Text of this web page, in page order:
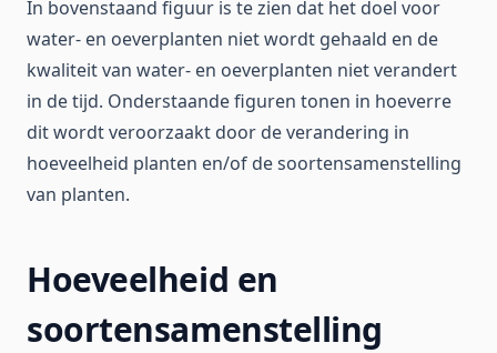
In bovenstaand figuur is te zien dat het doel voor
water- en oeverplanten niet wordt gehaald en de
kwaliteit van water- en oeverplanten niet verandert
in de tijd. Onderstaande figuren tonen in hoeverre
dit wordt veroorzaakt door de verandering in
hoeveelheid planten en/of de soortensamenstelling
van planten.
Hoeveelheid en
soortensamenstelling